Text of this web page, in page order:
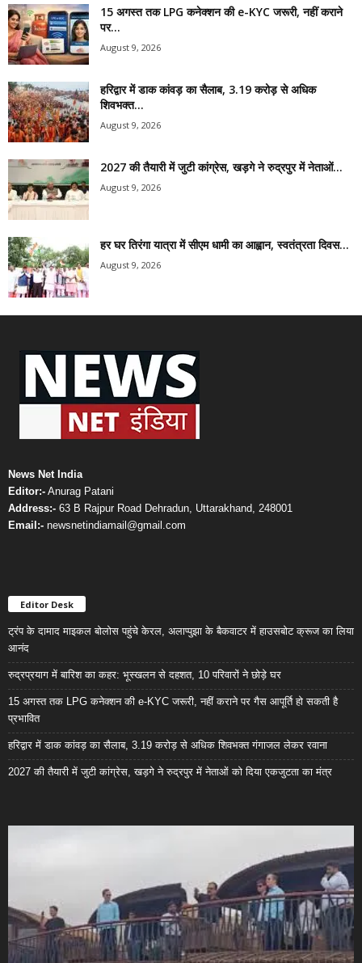
15 अगस्त तक LPG कनेक्शन की e-KYC जरूरी, नहीं कराने
पर...
August 9, 2026
हरिद्वार में डाक कांवड़ का सैलाब, 3.19 करोड़ से अधिक
शिवभक्त...
August 9, 2026
2027 की तैयारी में जुटी कांग्रेस, खड़गे ने रुद्रपुर में नेताओं...
August 9, 2026
हर घर तिरंगा यात्रा में सीएम धामी का आह्वान, स्वतंत्रता दिवस...
August 9, 2026
News Net India
Editor:- Anurag Patani
Address:- 63 B Rajpur Road Dehradun, Uttarakhand, 248001
Email:- newsnetindiamail@gmail.com
Editor Desk
ट्रंप के दामाद माइकल बोलोस पहुंचे केरल, अलाप्पुझा के बैकवाटर में हाउसबोट क्रूज का लिया
आनंद
रुद्रप्रयाग में बारिश का कहर: भूस्खलन से दहशत, 10 परिवारों ने छोड़े घर
15 अगस्त तक LPG कनेक्शन की e-KYC जरूरी, नहीं कराने पर गैस आपूर्ति हो सकती है
प्रभावित
हरिद्वार में डाक कांवड़ का सैलाब, 3.19 करोड़ से अधिक शिवभक्त गंगाजल लेकर रवाना
2027 की तैयारी में जुटी कांग्रेस, खड़गे ने रुद्रपुर में नेताओं को दिया एकजुटता का मंत्र